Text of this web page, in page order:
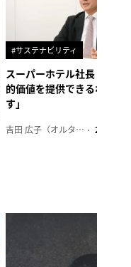
#サステナビリティ
スーパーホテル社長「地域
的価値を提供できるホテル
す」
吉田 広子（オルタナ輪番編集長） 2026年6